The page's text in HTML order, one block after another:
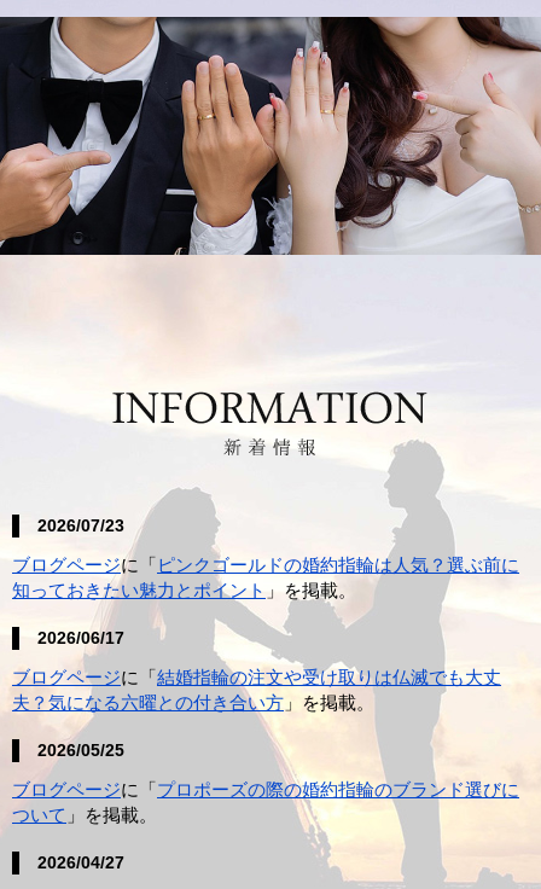
2026/07/23
ブログページに「ピンクゴールドの婚約指輪は人気？選ぶ前に
知っておきたい魅力とポイント 」を掲載。
2026/06/17
ブログページに「結婚指輪の注文や受け取りは仏滅でも大丈
夫？気になる六曜との付き合い方 」を掲載。
2026/05/25
ブログページに「プロポーズの際の婚約指輪のブランド選びに
ついて 」を掲載。
2026/04/27